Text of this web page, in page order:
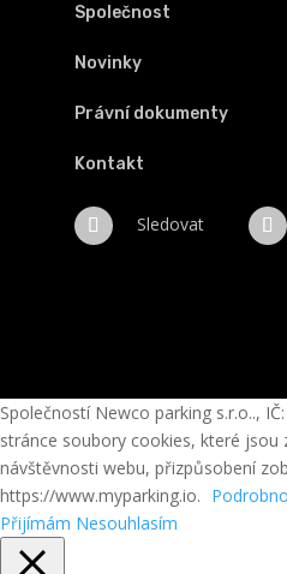
Společnost
Novinky
Právní dokumenty
Kontakt
Sledovat
Společností Newco parking s.r.o..,
stránce soubory cookies, které jsou
návštěvnosti webu, přizpůsobení
https://www.myparking.io.
Přijímám Nesouhlasím